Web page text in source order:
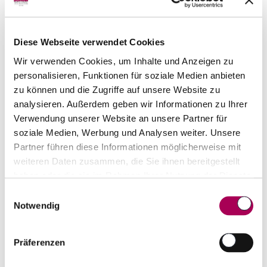
Diese Webseite verwendet Cookies
Wir verwenden Cookies, um Inhalte und Anzeigen zu
personalisieren, Funktionen für soziale Medien anbieten
zu können und die Zugriffe auf unsere Website zu
analysieren. Außerdem geben wir Informationen zu Ihrer
Verwendung unserer Website an unsere Partner für
soziale Medien, Werbung und Analysen weiter. Unsere
Partner führen diese Informationen möglicherweise mit
weiteren Daten zusammen, die Sie ihnen bereitgestellt
haben oder die sie im Rahmen Ihrer Nutzung der Dienste
Notwendig
Präferenzen
Calvet 75 cl
CHF 162.00
Artikel sofort lieferbar
inkl. 8.1% MwSt.
zzgl. Versandkosten
Anzahl
hinzufügen
In den Warenkorb